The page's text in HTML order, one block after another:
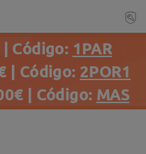
Código: 1PAR
| Código: 2POR1
| Código: MAS